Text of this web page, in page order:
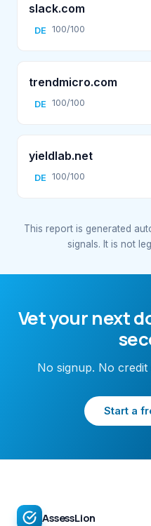
slack.com
DE 100/100
trendmicro.com
DE 100/100
yieldlab.net
DE 100/100
This report is generated
signals. It is not
Vet your next
No signup. No
Start a
AssessLion